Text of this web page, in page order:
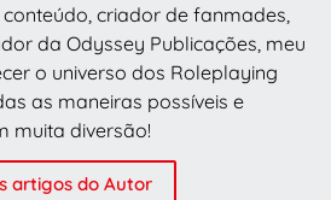
criador de fanmades,
da Odyssey Publicações, meu
o universo dos Roleplaying
as maneiras possíveis e
muita diversão!
artigos do Autor